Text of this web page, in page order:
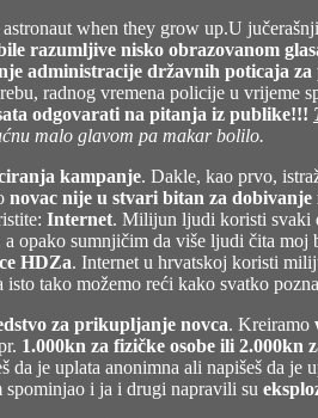
U
razumljive nisko obrazovanom
administracije državnih poticaja
radnog vremena policije u vrijeme
odgovarati na pitanja iz publike!!!
malo glavom pa makar bolilo.
kampanje. Dakle, kao prvo,
novac nije u stvari bitan za dobivanje
Internet. Milijun ljudi koristi svaki
a opako sumnjičim da više ljudi čita moj
HDZa. Internet u hrvatskoj koristi
tako možemo reći kako svatko
za prikupljanje novca. Kreiramo
1.000kn za fizičke osobe ili 2.000kn
da je uplata anonimna ali napišeš da
i ja i drugi napravili su